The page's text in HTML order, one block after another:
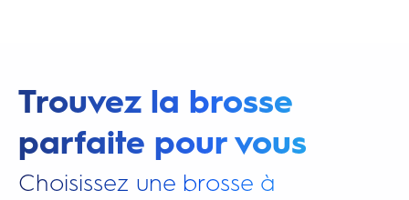
Trouvez la brosse
parfaite pour vous
Choisissez une brosse à